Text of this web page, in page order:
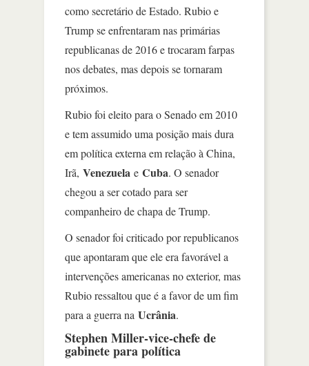
como secretário de Estado. Rubio e
Trump se enfrentaram nas primárias
republicanas de 2016 e trocaram farpas
nos debates, mas depois se tornaram
próximos.
Rubio foi eleito para o Senado em 2010
e tem assumido uma posição mais dura
em política externa em relação à China,
Irã, Venezuela e Cuba. O senador
chegou a ser cotado para ser
companheiro de chapa de Trump.
O senador foi criticado por republicanos
que apontaram que ele era favorável a
intervenções americanas no exterior, mas
Rubio ressaltou que é a favor de um fim
para a guerra na Ucrânia.
Stephen Miller-vice-chefe de
gabinete para política